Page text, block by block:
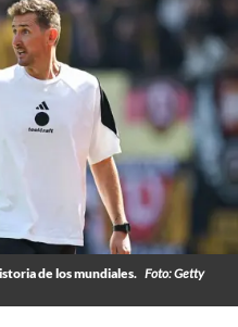
de los mundiales. Foto: Getty